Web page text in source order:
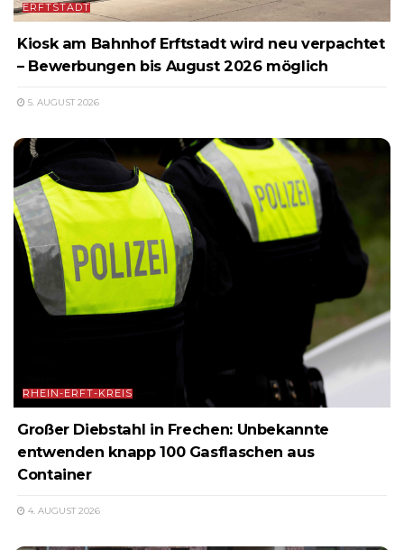
ERFTSTADT
Kiosk am Bahnhof Erftstadt wird neu verpachtet
– Bewerbungen bis August 2026 möglich
5. AUGUST 2026
RHEIN-ERFT-KREIS
Großer Diebstahl in Frechen: Unbekannte
entwenden knapp 100 Gasflaschen aus
Container
4. AUGUST 2026